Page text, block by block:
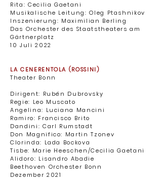
Rita: Cecilia Gaetani
Musikalische Leitung: Oleg Ptashnikov
Inszenierung: Maximilian Berling
Das Orchester des Staatstheaters am
Gärtnerplatz ​
10 Juli 2022
LA CENERENTOLA (ROSSINI)
Theater Bonn
Dirigent: Rubén Dubrovsky
Regie: Leo Muscato
Angelina: Luciana Mancini
Ramiro: Francisco Brito
Dandini: Carl Rumstadt
Don Magnifico: Martin Tzonev
Clorinda: Lada Bockova
Tisbe: Marie Heeschen/Cecilia Gaetani
Alidoro: Lisandro Abadie
Beethoven Orchester Bonn
Dezember 2021